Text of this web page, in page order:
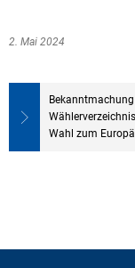
2. Mai 2024
Wahl zum